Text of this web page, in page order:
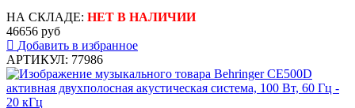
НА СКЛАДЕ: НЕТ В НАЛИЧИИ
46656 руб
Добавить в избранное
АРТИКУЛ: 77986